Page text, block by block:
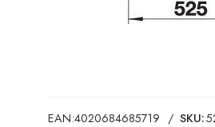
EAN:4020684685719 SKU: